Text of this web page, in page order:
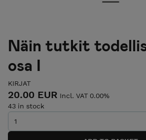
Näin tutkit
osa I
KIRJAT
20.00 EUR Incl. VAT 0.00%
43 in stock